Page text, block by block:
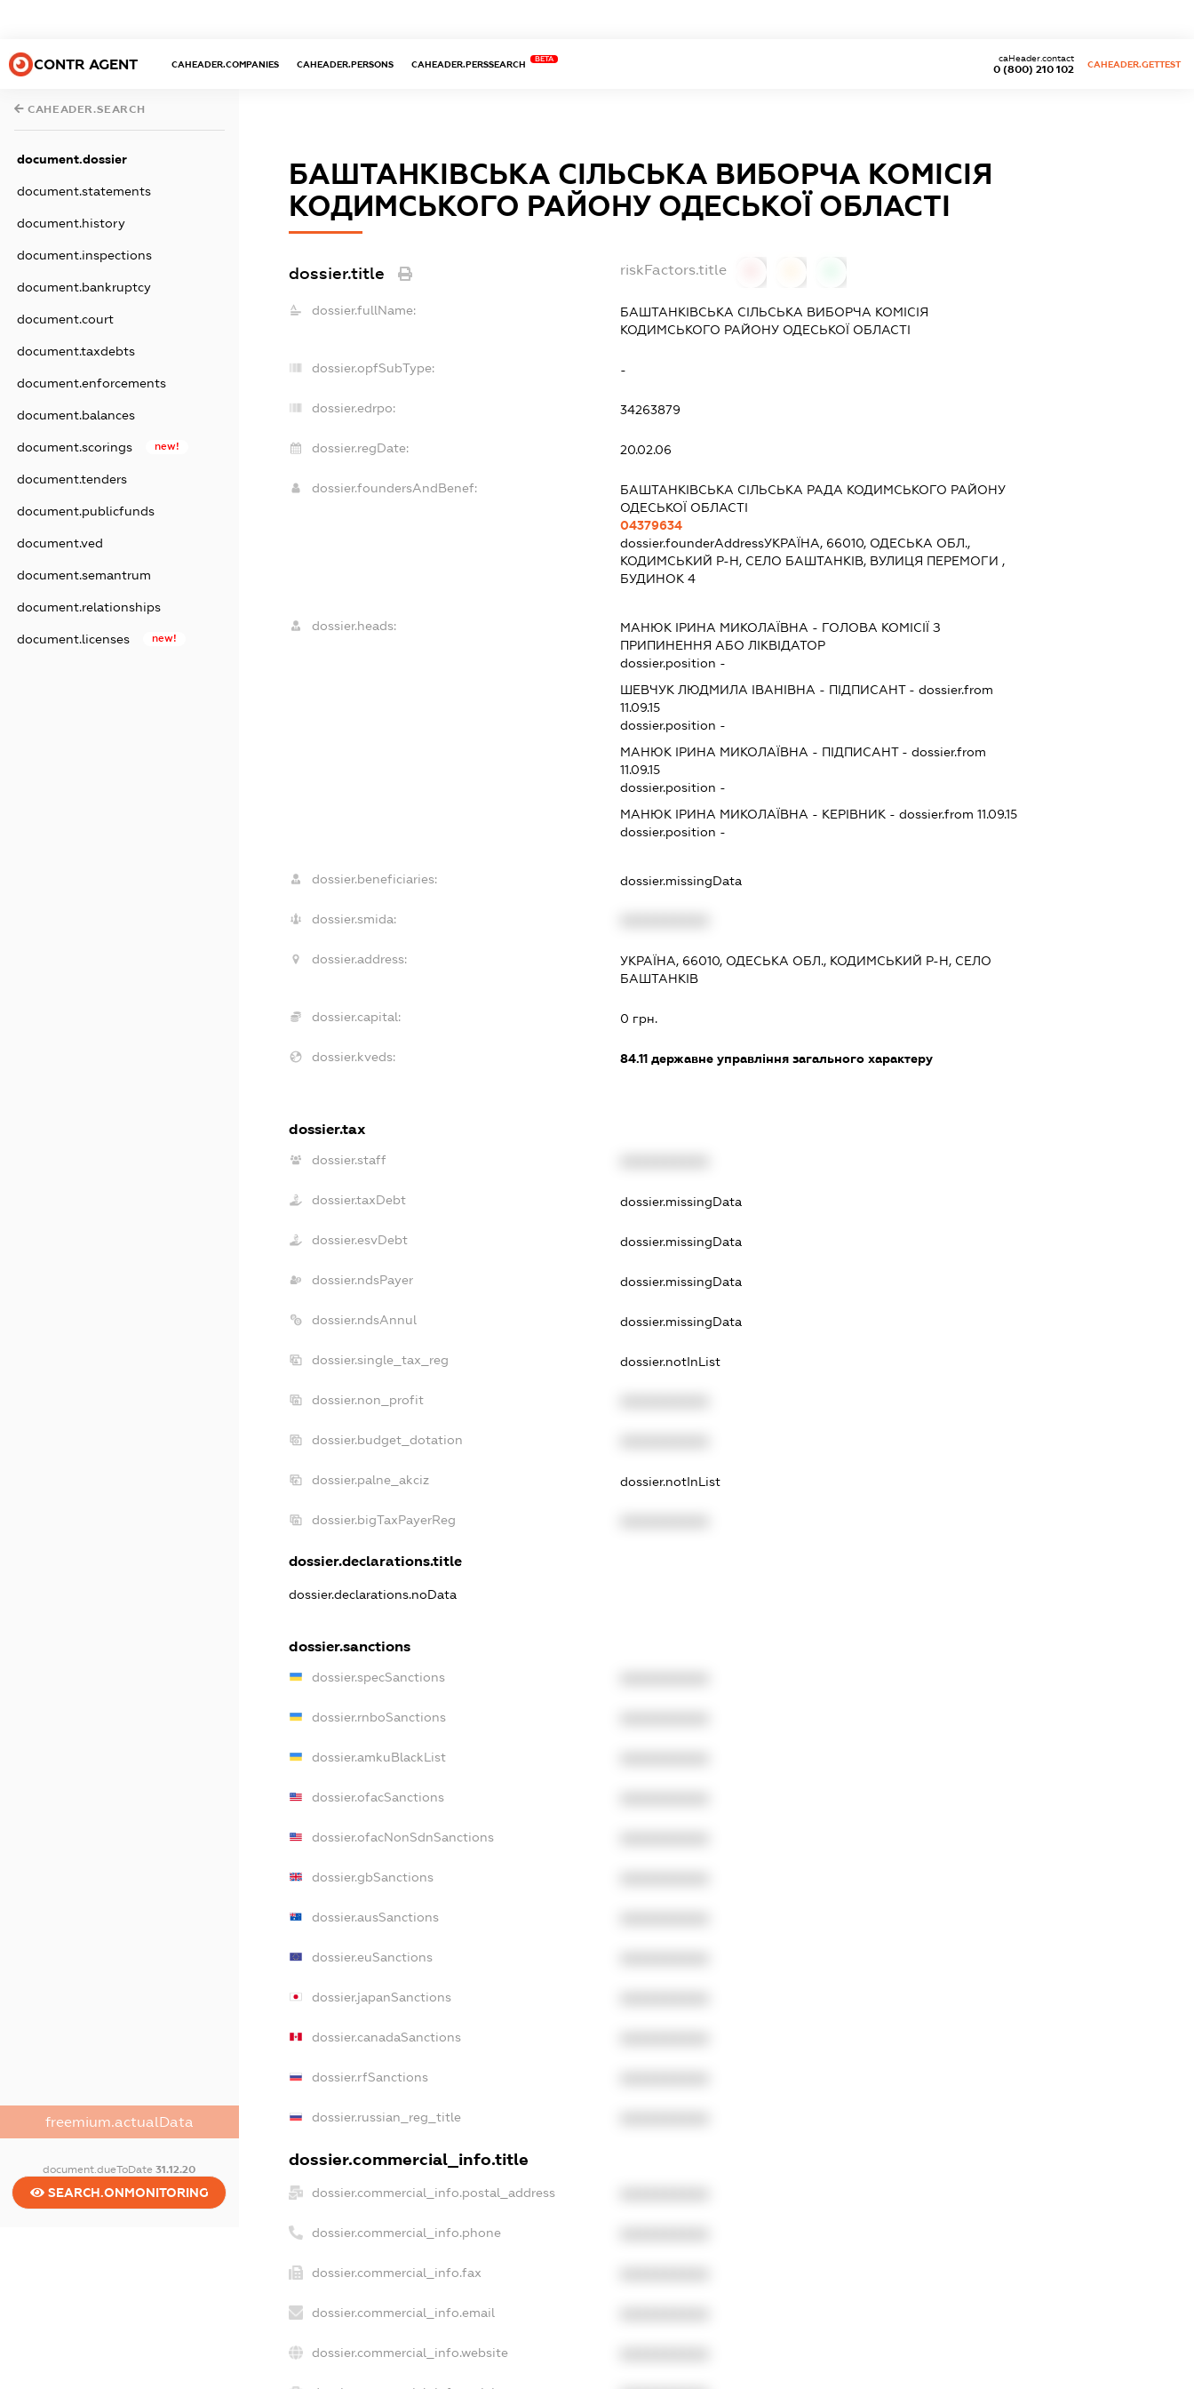
CONTR AGENT CAHEADER.COMPANIES CAHEADER.PERSONS CAHEADER.PERSSEARCH
BETA
0 (800) 210 102
caHeader.contact
CAHEADER.GETTEST
CAHEADER.SEARCH
document.dossier
document.statements
document.history
document.inspections
document.bankruptcy
document.court
document.taxdebts
document.enforcements
document.balances
document.scorings new!
document.tenders
document.publicfunds
document.ved
document.semantrum
document.relationships
document.licenses new!
freemium.actualData
document.dueToDate31.12.20
SEARCH.ONMONITORING
БАШТАНКІВСЬКА СІЛЬСЬКА ВИБОРЧА КОМІСІЯ
КОДИМСЬКОГО РАЙОНУ ОДЕСЬКОЇ ОБЛАСТІ
dossier.title riskFactors.title
dossier.fullName:
БАШТАНКІВСЬКА СІЛЬСЬКА ВИБОРЧА КОМІСІЯ
КОДИМСЬКОГО РАЙОНУ ОДЕСЬКОЇ ОБЛАСТІ
dossier.opfSubType: -
dossier.edrpo: 34263879
dossier.regDate: 20.02.06
dossier.foundersAndBenef:
БАШТАНКІВСЬКА СІЛЬСЬКА РАДА КОДИМСЬКОГО РАЙОНУ
ОДЕСЬКОЇ ОБЛАСТІ
04379634
dossier.founderAddressУКРАЇНА, 66010, ОДЕСЬКА ОБЛ.,
КОДИМСЬКИЙ Р-Н, СЕЛО БАШТАНКІВ, ВУЛИЦЯ ПЕРЕМОГИ ,
БУДИНОК 4
dossier.heads: МАНЮК ІРИНА МИКОЛАЇВНА - ГОЛОВА КОМІСІЇ З
ПРИПИНЕННЯ АБО ЛІКВІДАТОР
dossier.position -
ШЕВЧУК ЛЮДМИЛА ІВАНІВНА - ПІДПИСАНТ- dossier.from
11.09.15
dossier.position -
МАНЮК ІРИНА МИКОЛАЇВНА - ПІДПИСАНТ- dossier.from
11.09.15
dossier.position -
МАНЮК ІРИНА МИКОЛАЇВНА - КЕРІВНИК- dossier.from 11.09.15
dossier.position -
dossier.beneficiaries: dossier.missingData
dossier.smida:
dossier.address:
УКРАЇНА, 66010, ОДЕСЬКА ОБЛ., КОДИМСЬКИЙ Р-Н, СЕЛО
БАШТАНКІВ
dossier.capital: 0 грн.
dossier.kveds: 84.11державне управління загального характеру
dossier.tax
dossier.staff
dossier.taxDebt dossier.missingData
dossier.esvDebt dossier.missingData
dossier.ndsPayer dossier.missingData
dossier.ndsAnnul dossier.missingData
dossier.single_tax_reg dossier.notInList
dossier.non_profit
dossier.budget_dotation
dossier.palne_akciz dossier.notInList
dossier.bigTaxPayerReg
dossier.declarations.title
dossier.declarations.noData
dossier.sanctions
dossier.specSanctions
dossier.rnboSanctions
dossier.amkuBlackList
dossier.ofacSanctions
dossier.ofacNonSdnSanctions
dossier.gbSanctions
dossier.ausSanctions
dossier.euSanctions
dossier.japanSanctions
dossier.canadaSanctions
dossier.rfSanctions
dossier.russian_reg_title
dossier.commercial_info.title
dossier.commercial_info.postal_address
dossier.commercial_info.phone
dossier.commercial_info.fax
dossier.commercial_info.email
dossier.commercial_info.website